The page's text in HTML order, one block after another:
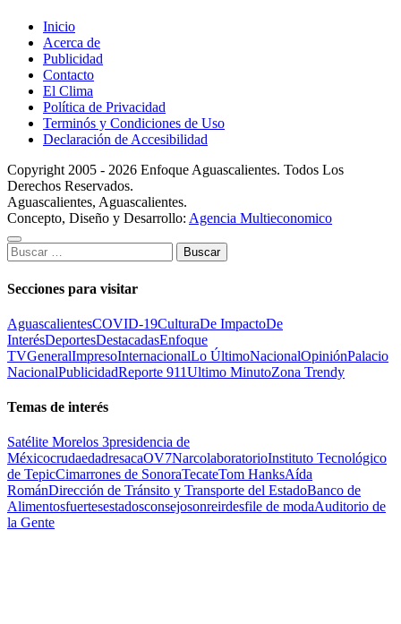
Inicio
Acerca de
Publicidad
Contacto
El Clima
Política de Privacidad
Terminós y Condiciones de Uso
Declaración de Accesibilidad
Copyright 2005 - 2026 Enfoque Aguascalientes. Todos Los
Derechos Reservados.
Aguascalientes, Aguascalientes.
Concepto, Diseño y Desarrollo: Agencia Multieconomico
Buscar:
Secciones para visitar
AguascalientesCOVID-19CulturaDe ImpactoDe
InterésDeportesDestacadasEnfoque
TVGeneralImpresoInternacionalLo ÚltimoNacionalOpiniónPalacio
NacionalPublicidadReporte 911Ultimo MinutoZona Trendy
Temas de interés
Satélite Morelos 3presidencia de
MéxicocrudaedadresacaOV7NarcolaboratorioInstituto Tecnológico
de TepicCimarrones de SonoraTecateTom HanksAída
RománDirección de Tránsito y Transporte del EstadoBanco de
Alimentosfuertesestadosconsejosonreirdesfile de modaAuditorio de
la Gente